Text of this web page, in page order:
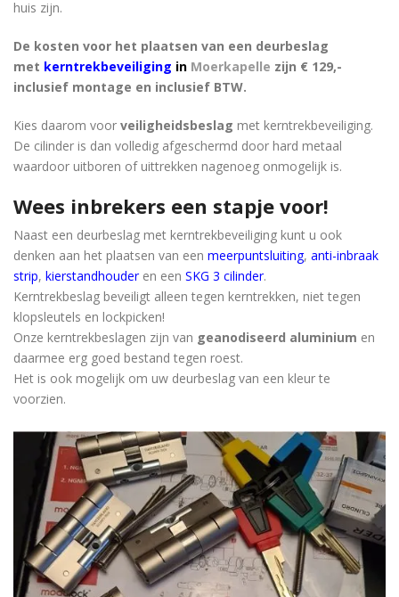
huis zijn.
De kosten voor het plaatsen van een deurbeslag
met kerntrekbeveiliging in Moerkapelle zijn € 129,-
inclusief montage en inclusief BTW.
Kies daarom voor veiligheidsbeslag met kerntrekbeveiliging.
De cilinder is dan volledig afgeschermd door hard metaal
waardoor uitboren of uittrekken nagenoeg onmogelijk is.
Wees inbrekers een stapje voor!
Naast een deurbeslag met kerntrekbeveiliging kunt u ook
denken aan het plaatsen van een meerpuntsluiting, anti-inbraak
strip, kierstandhouderen een SKG 3 cilinder.
Kerntrekbeslag beveiligt alleen tegen kerntrekken, niet tegen
klopsleutels en lockpicken!
Onze kerntrekbeslagen zijn van geanodiseerd aluminium en
daarmee erg goed bestand tegen roest.
Het is ook mogelijk om uw deurbeslag van een kleur te
voorzien.